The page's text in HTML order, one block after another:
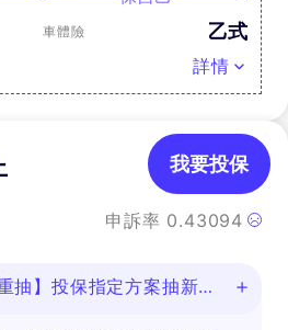
車體險 乙式
詳情
申訴率 0.43094
我要投保
抽】投保指定方案抽新款